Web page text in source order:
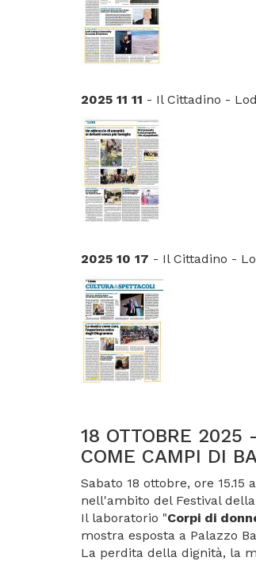
2025 11 11 - Il Cittadino -
2025 10 17 - Il Cittadino -
18 OTTOBRE 2025
COME CAMPI DI
Sabato 18 ottobre, ore
nell'ambito del Festival
Il laboratorio "Corpi di
mostra esposta a Palazzo
La perdita della dignità, la